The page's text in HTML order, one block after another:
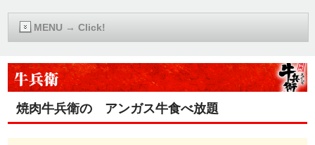
MENU → Click!
焼肉牛兵衛の アンガス牛食べ放題